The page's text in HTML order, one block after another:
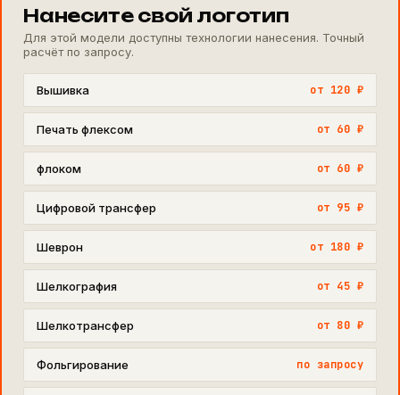
Нанесите свой логотип
Для этой модели доступны технологии нанесения. Точный
расчёт по запросу.
Вышивка от 120 ₽
Печать флексом от 60 ₽
флоком от 60 ₽
Цифровой трансфер от 95 ₽
Шеврон от 180 ₽
Шелкография от 45 ₽
Шелкотрансфер от 80 ₽
Фольгирование по запросу